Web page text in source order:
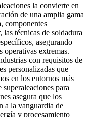
la convierte en
de una amplia gama
componentes
las técnicas de soldadura
asegurando
operativas extremas.
con requisitos de
personalizadas que
en los entornos más
para
asegura que los
a la vanguardia de
y procesamiento